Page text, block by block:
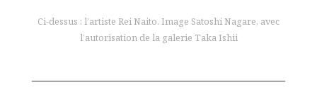
Ci-dessus : l’artiste Rei Naito. Image Satoshi Nagare, avec
l’autorisation de la galerie Taka Ishii